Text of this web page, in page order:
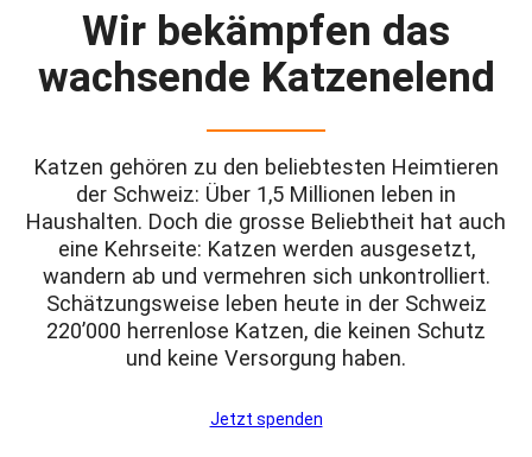
Wir bekämpfen das
wachsende Katzenelend
Katzen gehören zu den beliebtesten Heimtieren
der Schweiz: Über 1,5 Millionen leben in
Haushalten. Doch die grosse Beliebtheit hat auch
eine Kehrseite: Katzen werden ausgesetzt,
wandern ab und vermehren sich unkontrolliert.
Schätzungsweise leben heute in der Schweiz
220’000 herrenlose Katzen, die keinen Schutz
und keine Versorgung haben.
Jetzt spenden